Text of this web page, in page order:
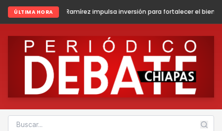
ÚLTIMA HORA
impulsa inversión para fortalecer el bienestar y la paz en